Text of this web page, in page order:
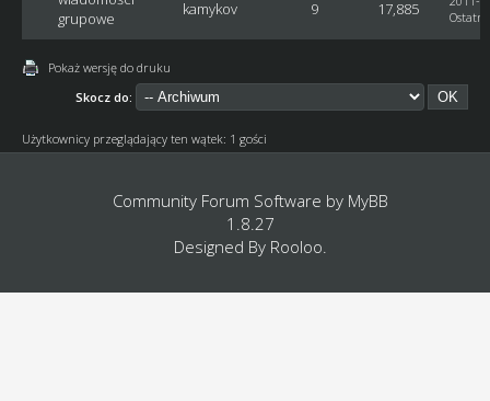
grupowe
kamykov 9 17,885
Ostatni
Pokaż wersję do druku
Skocz do:
Użytkownicy przeglądający ten wątek: 1 gości
Community Forum Software by MyBB
1.8.27
Designed By Rooloo